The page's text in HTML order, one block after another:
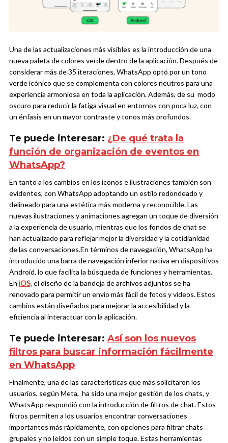
Una de las actualizaciones más visibles es la introducción de una
nueva paleta de colores verde dentro de la aplicación. Después de
considerar más de 35 iteraciones, WhatsApp optó por un tono
verde icónico que se complementa con colores neutros para una
experiencia armoniosa en toda la aplicación. Además, de su modo
oscuro para reducir la fatiga visual en entornos con poca luz, con
un énfasis en un mayor contraste y tonos más profundos.
Te puede interesar: ¿De qué trata la
función de organización de eventos en
WhatsApp?
En tanto a los cambios en los iconos e ilustraciones también son
evidentes, con WhatsApp adoptando un estilo redondeado y
delineado para una estética más moderna y reconocible. Las
nuevas ilustraciones y animaciones agregan un toque de diversión
a la experiencia de usuario, mientras que los fondos de chat se
han actualizado para reflejar mejor la diversidad y la cotidianidad
de las conversaciones.En términos de navegación, WhatsApp ha
introducido una barra de navegación inferior nativa en dispositivos
Android, lo que facilita la búsqueda de funciones y herramientas.
En iOS,el diseño de la bandeja de archivos adjuntos se ha
renovado para permitir un envío más fácil de fotos y videos. Estos
cambios están diseñados para mejorar la accesibilidad y la
eficiencia al interactuar con la aplicación.
Te puede interesar: Así son los nuevos
filtros para buscar información fácilmente
en WhatsApp
Finalmente, una de las características que más solicitaron los
usuarios, según Meta, ha sido una mejor gestión de los chats, y
WhatsApp respondió con la introducción de filtros de chat. Estos
filtros permiten a los usuarios encontrar conversaciones
importantes más rápidamente, con opciones para filtrar chats
grupales y no leídos con un simple toque. Estas herramientas